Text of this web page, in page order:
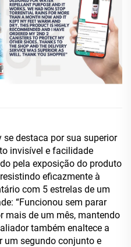
se destaca por sua superior
invisível e facilidade
pela exposição do produto
eficazmente à
com 5 estrelas de um
“Funcionou sem parar
mais de um mês, mantendo
também enaltece a
um segundo conjunto e